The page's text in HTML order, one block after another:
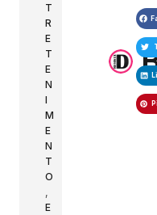
T
R
E
T
E
N
I
M
E
N
T
O
E